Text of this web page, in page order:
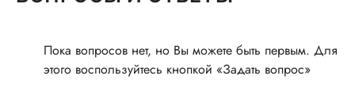
ГОРЯЧАЯ ЛИНИЯ КАЧЕСТВА
Пока вопросов нет, но Вы можете быть первым. Для
этого воспользуйтесь кнопкой «Задать вопрос»